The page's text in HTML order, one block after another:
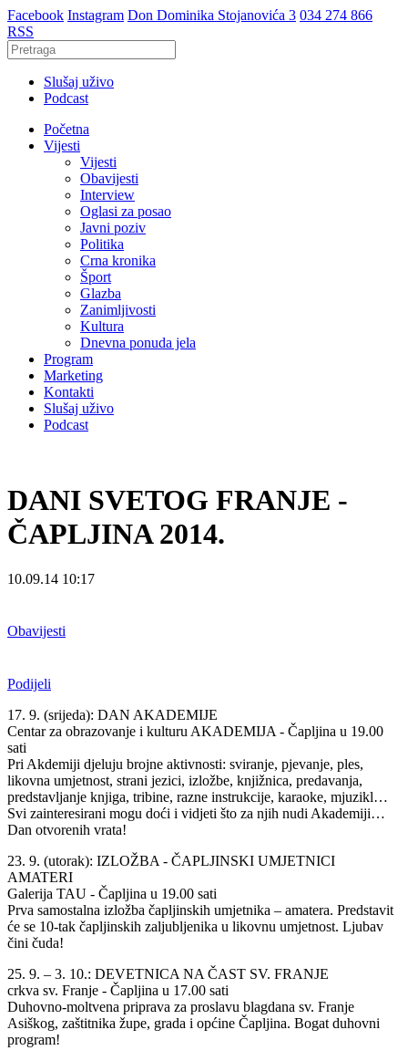
Facebook Instagram Don Dominika Stojanovića 3 034 274 866
RSS
Slušaj uživo
Podcast
Početna
Vijesti
Vijesti
Obavijesti
Interview
Oglasi za posao
Javni poziv
Politika
Crna kronika
Šport
Glazba
Zanimljivosti
Kultura
Dnevna ponuda jela
Program
Marketing
Kontakti
Slušaj uživo
Podcast
DANI SVETOG FRANJE -
ČAPLJINA 2014.
10.09.14 10:17
Obavijesti
Podijeli
17. 9. (srijeda): DAN AKADEMIJE
Centar za obrazovanje i kulturu AKADEMIJA - Čapljina u 19.00
sati
Pri Akdemiji djeluju brojne aktivnosti: sviranje, pjevanje, ples,
likovna umjetnost, strani jezici, izložbe, knjižnica, predavanja,
predstavljanje knjiga, tribine, razne instrukcije, karaoke, mjuzikl…
Svi zainteresirani mogu doći i vidjeti što za njih nudi Akademiji…
Dan otvorenih vrata!
23. 9. (utorak): IZLOŽBA - ČAPLJINSKI UMJETNICI
AMATERI
Galerija TAU - Čapljina u 19.00 sati
Prva samostalna izložba čapljinskih umjetnika – amatera. Predstavit
će se 10-tak čapljinskih zaljubljenika u likovnu umjetnost. Ljubav
čini čuda!
25. 9. – 3. 10.: DEVETNICA NA ČAST SV. FRANJE
crkva sv. Franje - Čapljina u 17.00 sati
Duhovno-moltvena priprava za proslavu blagdana sv. Franje
Asiškog, zaštitnika župe, grada i općine Čapljina. Bogat duhovni
program!